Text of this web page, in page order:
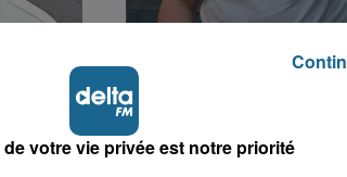
Hazebrouck : victime
accident, Lucas s'en
brutalement...
votre vie privée est notre priorité